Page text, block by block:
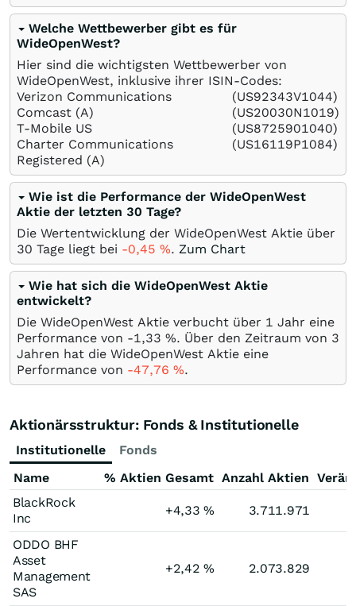
Welche Wettbewerber gibt es für
WideOpenWest?
Hier sind die wichtigsten Wettbewerber von
WideOpenWest, inklusive ihrer ISIN-Codes:
Verizon Communications
(US92343V1044)
Comcast (A)
(US20030N1019)
T-Mobile US
(US8725901040)
Charter Communications
Registered (A)
(US16119P1084)
Wie ist die Performance der WideOpenWest
Aktie der letzten 30 Tage?
Die Wertentwicklung der WideOpenWest Aktie über
30 Tage liegt bei -0,45 %. Zum Chart
Wie hat sich die WideOpenWest Aktie
entwickelt?
Die WideOpenWest Aktie verbucht über 1 Jahr eine
Performance von -1,33 %. Über den Zeitraum von 3
Jahren hat die WideOpenWest Aktie eine
Performance von -47,76 %.
Aktionärsstruktur: Fonds & Institutionelle
Institutionelle
Fonds
Name
% Aktien Gesamt Anzahl Aktien
BlackRock
Inc
+4,33% 3.711.971
ODDO BHF
Asset
Management
SAS
+2,42% 2.073.829